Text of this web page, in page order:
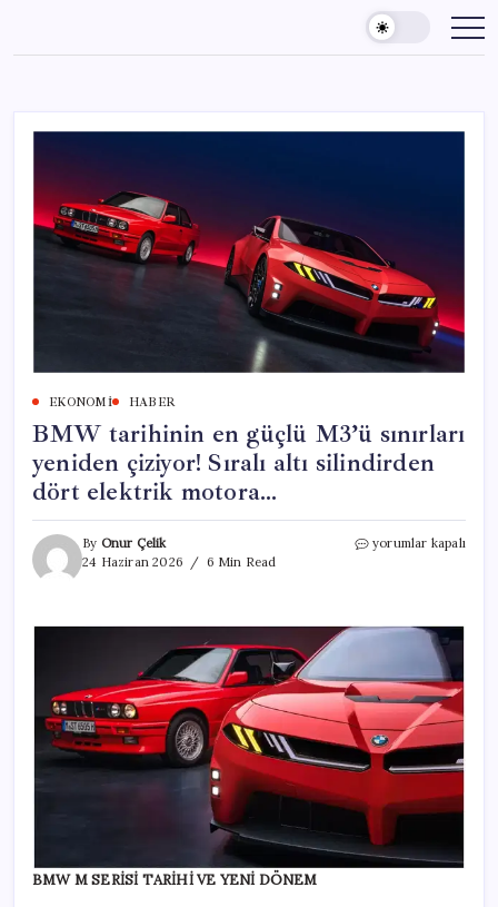
content
EKONOMI HABER
BMW tarihinin en güçlü M3’ü sınırları
yeniden çiziyor! Sıralı altı silindirden
dört elektrik motora…
By Onur Çelik
24 Haziran 2026
6 Min Read
BMW
çiziyor!
Sıralı
altı
silindirden
dört
elektrik
için
yorumlar kapalı
BMW M SERİSİ TARİHİ VE YENİ DÖNEM